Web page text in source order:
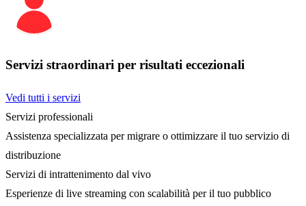
Servizi straordinari per risultati eccezionali
Vedi tutti i servizi
Servizi professionali
Assistenza specializzata per migrare o ottimizzare il tuo servizio di
distribuzione
Servizi di intrattenimento dal vivo
Esperienze di live streaming con scalabilità per il tuo pubblico